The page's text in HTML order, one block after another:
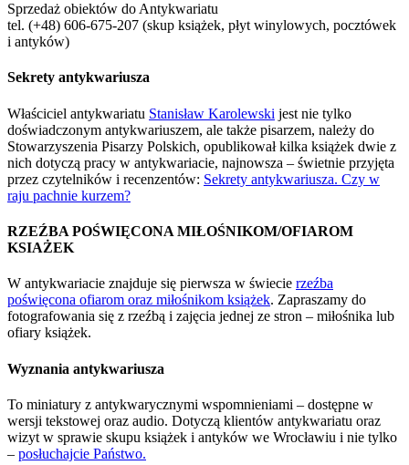
Sprzedaż obiektów do Antykwariatu
tel. (+48) 606-675-207 (skup książek, płyt winylowych, pocztówek
i antyków)
Sekrety antykwariusza
Właściciel antykwariatu Stanisław Karolewski jest nie tylko
doświadczonym antykwariuszem, ale także pisarzem, należy do
Stowarzyszenia Pisarzy Polskich, opublikował kilka książek dwie z
nich dotyczą pracy w antykwariacie, najnowsza – świetnie przyjęta
przez czytelników i recenzentów: Sekrety antykwariusza. Czy w
raju pachnie kurzem?
RZEŹBA POŚWIĘCONA MIŁOŚNIKOM/OFIAROM
KSIAŻEK
W antykwariacie znajduje się pierwsza w świecie rzeźba
poświęcona ofiarom oraz miłośnikom książek. Zapraszamy do
fotografowania się z rzeźbą i zajęcia jednej ze stron – miłośnika lub
ofiary książek.
Wyznania antykwariusza
To miniatury z antykwarycznymi wspomnieniami – dostępne w
wersji tekstowej oraz audio. Dotyczą klientów antykwariatu oraz
wizyt w sprawie skupu książek i antyków we Wrocławiu i nie tylko
– posłuchajcie Państwo.